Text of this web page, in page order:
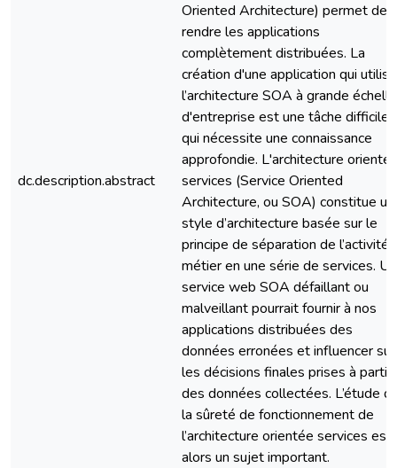
dc.description.abstract
Oriented Architecture) permet de
rendre les applications
complètement distribuées. La
création d'une application qui utilise
l’architecture SOA à grande échelle
d'entreprise est une tâche difficile
qui nécessite une connaissance
approfondie. L'architecture
services (Service Oriented
Architecture, ou SOA) constitue un
style d’architecture basée sur le
principe de séparation de l’activité
métier en une série de services. Un
service web SOA défaillant ou
malveillant pourrait fournir à nos
applications distribuées des
données erronées et influencer sur
les décisions finales prises à partir
des données collectées. L’étude
la sûreté de fonctionnement de
l’architecture orientée services est
alors un sujet important.